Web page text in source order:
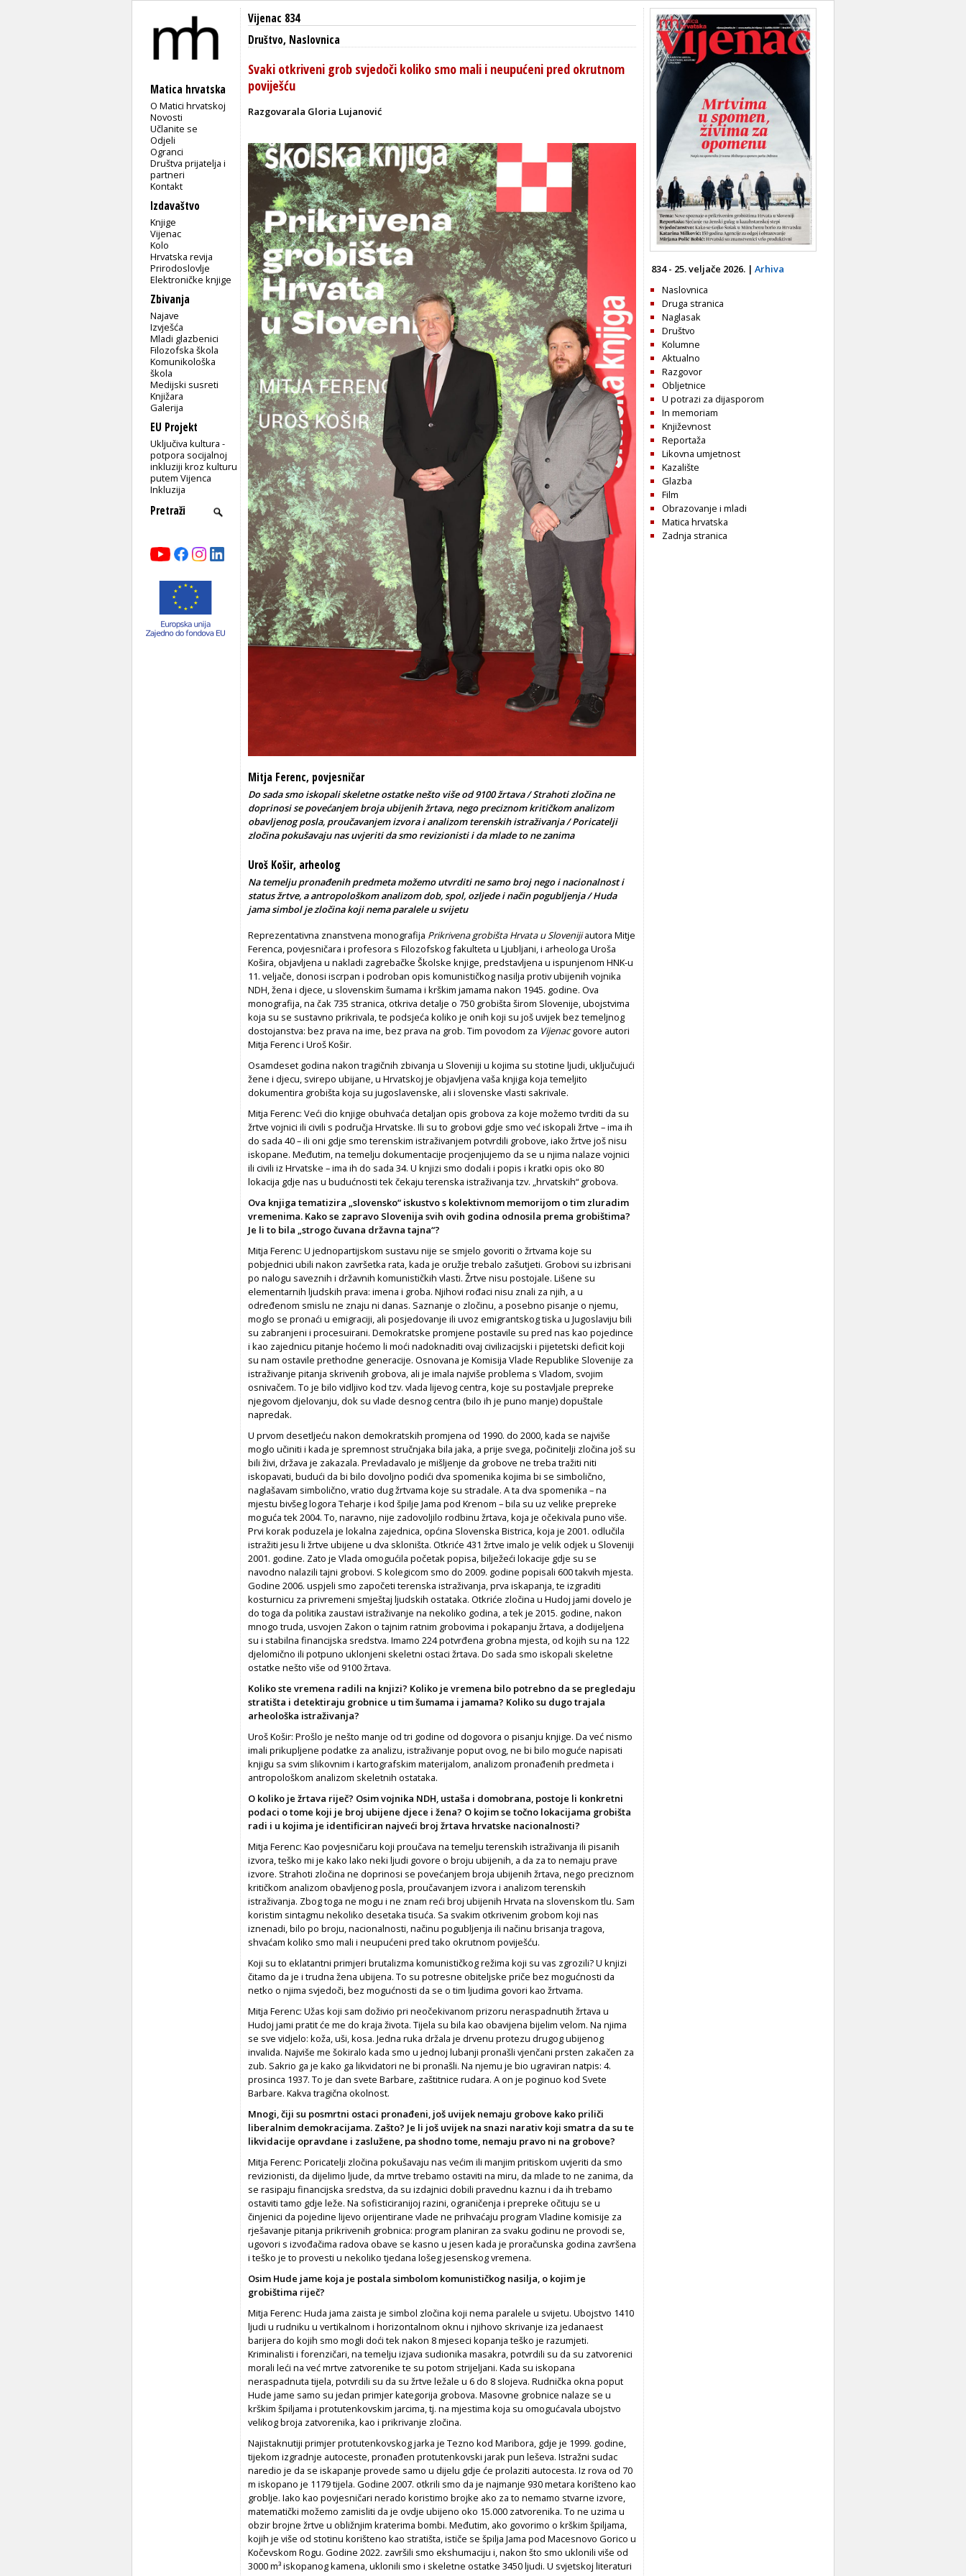
Matica hrvatska
O Matici hrvatskoj
Novosti
Učlanite se
Odjeli
Ogranci
Društva prijatelja i
partneri
Kontakt
Izdavaštvo
Knjige
Vijenac
Kolo
Hrvatska revija
Prirodoslovlje
Elektroničke knjige
Zbivanja
Najave
Izvješća
Mladi glazbenici
Filozofska škola
Komunikološka
škola
Medijski susreti
Knjižara
Galerija
EU Projekt
Uključiva kultura -
potpora socijalnoj
inkluziji kroz kulturu
putem Vijenca
Inkluzija
Vijenac 834
Društvo, Naslovnica
Svaki otkriveni grob svjedoči koliko smo mali i neupućeni pred okrutnom
poviješću
Razgovarala Gloria Lujanović
Mitja Ferenc, povjesničar
Do sada smo iskopali skeletne ostatke nešto više od 9100 žrtava / Strahoti zločina ne
doprinosi se povećanjem broja ubijenih žrtava, nego preciznom kritičkom analizom
obavljenog posla, proučavanjem izvora i analizom terenskih istraživanja / Poricatelji
zločina pokušavaju nas uvjeriti da smo revizionisti i da mlade to ne zanima
Uroš Košir, arheolog
Na temelju pronađenih predmeta možemo utvrditi ne samo broj nego i nacionalnost i
status žrtve, a antropološkom analizom dob, spol, ozljede i način pogubljenja / Huda
jama simbol je zločina koji nema paralele u svijetu
Reprezentativna znanstvena monografija Prikrivena grobišta Hrvata u Slovenijiautora Mitje
Ferenca, povjesničara i profesora s Filozofskog fakulteta u Ljubljani, i arheologa Uroša
Košira, objavljena u nakladi zagrebačke Školske knjige, predstavljena u ispunjenom HNK-u
11. veljače, donosi iscrpan i podroban opis komunističkog nasilja protiv ubijenih vojnika
NDH, žena i djece, u slovenskim šumama i krškim jamama nakon 1945. godine. Ova
monografija, na čak 735 stranica, otkriva detalje o 750 grobišta širom Slovenije, ubojstvima
koja su se sustavno prikrivala, te podsjeća koliko je onih koji su još uvijek bez temeljnog
dostojanstva: bez prava na ime, bez prava na grob. Tim povodom za Vijenacgovore autori
Mitja Ferenc i Uroš Košir.
Osamdeset godina nakon tragičnih zbivanja u Sloveniji u kojima su stotine ljudi, uključujući
žene i djecu, svirepo ubijane, u Hrvatskoj je objavljena vaša knjiga koja temeljito
dokumentira grobišta koja su jugoslavenske, ali i slovenske vlasti sakrivale.
Mitja Ferenc: Veći dio knjige obuhvaća detaljan opis grobova za koje možemo tvrditi da su
žrtve vojnici ili civili s područja Hrvatske. Ili su to grobovi gdje smo već iskopali žrtve – ima ih
do sada 40 – ili oni gdje smo terenskim istraživanjem potvrdili grobove, iako žrtve još nisu
iskopane. Međutim, na temelju dokumentacije procjenjujemo da se u njima nalaze vojnici
ili civili iz Hrvatske – ima ih do sada 34. U knjizi smo dodali i popis i kratki opis oko 80
lokacija gdje nas u budućnosti tek čekaju terenska istraživanja tzv. „hrvatskih“ grobova.
Ova knjiga tematizira „slovensko“ iskustvo s kolektivnom memorijom o tim zluradim
vremenima. Kako se zapravo Slovenija svih ovih godina odnosila prema grobištima?
Je li to bila „strogo čuvana državna tajna“?
Mitja Ferenc: U jednopartijskom sustavu nije se smjelo govoriti o žrtvama koje su
pobjednici ubili nakon završetka rata, kada je oružje trebalo zašutjeti. Grobovi su izbrisani
po nalogu saveznih i državnih komunističkih vlasti. Žrtve nisu postojale. Lišene su
elementarnih ljudskih prava: imena i groba. Njihovi rođaci nisu znali za njih, a u
određenom smislu ne znaju ni danas. Saznanje o zločinu, a posebno pisanje o njemu,
moglo se pronaći u emigraciji, ali posjedovanje ili uvoz emigrantskog tiska u Jugoslaviju bili
su zabranjeni i procesuirani. Demokratske promjene postavile su pred nas kao pojedince
i kao zajednicu pitanje hoćemo li moći nadoknaditi ovaj civilizacijski i pijetetski deficit koji
su nam ostavile prethodne generacije. Osnovana je Komisija Vlade Republike Slovenije za
istraživanje pitanja skrivenih grobova, ali je imala najviše problema s Vladom, svojim
osnivačem. To je bilo vidljivo kod tzv. vlada lijevog centra, koje su postavljale prepreke
njegovom djelovanju, dok su vlade desnog centra (bilo ih je puno manje) dopuštale
napredak.
U prvom desetljeću nakon demokratskih promjena od 1990. do 2000, kada se najviše
moglo učiniti i kada je spremnost stručnjaka bila jaka, a prije svega, počinitelji zločina još su
bili živi, država je zakazala. Prevladavalo je mišljenje da grobove ne treba tražiti niti
iskopavati, budući da bi bilo dovoljno podići dva spomenika kojima bi se simbolično,
naglašavam simbolično, vratio dug žrtvama koje su stradale. A ta dva spomenika – na
mjestu bivšeg logora Teharje i kod špilje Jama pod Krenom – bila su uz velike prepreke
moguća tek 2004. To, naravno, nije zadovoljilo rodbinu žrtava, koja je očekivala puno više.
Prvi korak poduzela je lokalna zajednica, općina Slovenska Bistrica, koja je 2001. odlučila
istražiti jesu li žrtve ubijene u dva skloništa. Otkriće 431 žrtve imalo je velik odjek u Sloveniji
2001. godine. Zato je Vlada omogućila početak popisa, bilježeći lokacije gdje su se
navodno nalazili tajni grobovi. S kolegicom smo do 2009. godine popisali 600 takvih mjesta.
Godine 2006. uspjeli smo započeti terenska istraživanja, prva iskapanja, te izgraditi
kosturnicu za privremeni smještaj ljudskih ostataka. Otkriće zločina u Hudoj jami dovelo je
do toga da politika zaustavi istraživanje na nekoliko godina, a tek je 2015. godine, nakon
mnogo truda, usvojen Zakon o tajnim ratnim grobovima i pokapanju žrtava, a dodijeljena
su i stabilna financijska sredstva. Imamo 224 potvrđena grobna mjesta, od kojih su na 122
djelomično ili potpuno uklonjeni skeletni ostaci žrtava. Do sada smo iskopali skeletne
ostatke nešto više od 9100 žrtava.
Koliko ste vremena radili na knjizi? Koliko je vremena bilo potrebno da se pregledaju
stratišta i detektiraju grobnice u tim šumama i jamama? Koliko su dugo trajala
arheološka istraživanja?
Uroš Košir: Prošlo je nešto manje od tri godine od dogovora o pisanju knjige. Da već nismo
imali prikupljene podatke za analizu, istraživanje poput ovog, ne bi bilo moguće napisati
knjigu sa svim slikovnim i kartografskim materijalom, analizom pronađenih predmeta i
antropološkom analizom skeletnih ostataka.
O koliko je žrtava riječ? Osim vojnika NDH, ustaša i domobrana, postoje li konkretni
podaci o tome koji je broj ubijene djece i žena? O kojim se točno lokacijama grobišta
radi i u kojima je identificiran najveći broj žrtava hrvatske nacionalnosti?
Mitja Ferenc: Kao povjesničaru koji proučava na temelju terenskih istraživanja ili pisanih
izvora, teško mi je kako lako neki ljudi govore o broju ubijenih, a da za to nemaju prave
izvore. Strahoti zločina ne doprinosi se povećanjem broja ubijenih žrtava, nego preciznom
kritičkom analizom obavljenog posla, proučavanjem izvora i analizom terenskih
istraživanja. Zbog toga ne mogu i ne znam reći broj ubijenih Hrvata na slovenskom tlu. Sam
koristim sintagmu nekoliko desetaka tisuća. Sa svakim otkrivenim grobom koji nas
iznenadi, bilo po broju, nacionalnosti, načinu pogubljenja ili načinu brisanja tragova,
shvaćam koliko smo mali i neupućeni pred tako okrutnom poviješću.
Koji su to eklatantni primjeri brutalizma komunističkog režima koji su vas zgrozili? U knjizi
čitamo da je i trudna žena ubijena. To su potresne obiteljske priče bez mogućnosti da
netko o njima svjedoči, bez mogućnosti da se o tim ljudima govori kao žrtvama.
Mitja Ferenc: Užas koji sam doživio pri neočekivanom prizoru neraspadnutih žrtava u
Hudoj jami pratit će me do kraja života. Tijela su bila kao obavijena bijelim velom. Na njima
se sve vidjelo: koža, uši, kosa. Jedna ruka držala je drvenu protezu drugog ubijenog
invalida. Najviše me šokiralo kada smo u jednoj lubanji pronašli vjenčani prsten zakačen za
zub. Sakrio ga je kako ga likvidatori ne bi pronašli. Na njemu je bio ugraviran natpis: 4.
prosinca 1937. To je dan svete Barbare, zaštitnice rudara. A on je poginuo kod Svete
Barbare. Kakva tragična okolnost.
Mnogi, čiji su posmrtni ostaci pronađeni, još uvijek nemaju grobove kako priliči
liberalnim demokracijama. Zašto? Je li još uvijek na snazi narativ koji smatra da su te
likvidacije opravdane i zaslužene, pa shodno tome, nemaju pravo ni na grobove?
Mitja Ferenc: Poricatelji zločina pokušavaju nas većim ili manjim pritiskom uvjeriti da smo
revizionisti, da dijelimo ljude, da mrtve trebamo ostaviti na miru, da mlade to ne zanima, da
se rasipaju financijska sredstva, da su izdajnici dobili pravednu kaznu i da ih trebamo
ostaviti tamo gdje leže. Na sofisticiranijoj razini, ograničenja i prepreke očituju se u
činjenici da pojedine lijevo orijentirane vlade ne prihvaćaju program Vladine komisije za
rješavanje pitanja prikrivenih grobnica: program planiran za svaku godinu ne provodi se,
ugovori s izvođačima radova obave se kasno u jesen kada je proračunska godina završena
i teško je to provesti u nekoliko tjedana lošeg jesenskog vremena.
Osim Hude jame koja je postala simbolom komunističkog nasilja, o kojim je
grobištima riječ?
Mitja Ferenc: Huda jama zaista je simbol zločina koji nema paralele u svijetu. Ubojstvo 1410
ljudi u rudniku u vertikalnom i horizontalnom oknu i njihovo skrivanje iza jedanaest
barijera do kojih smo mogli doći tek nakon 8 mjeseci kopanja teško je razumjeti.
Kriminalisti i forenzičari, na temelju izjava sudionika masakra, potvrdili su da su zatvorenici
morali leći na već mrtve zatvorenike te su potom strijeljani. Kada su iskopana
neraspadnuta tijela, potvrdili su da su žrtve ležale u 6 do 8 slojeva. Rudnička okna poput
Hude jame samo su jedan primjer kategorija grobova. Masovne grobnice nalaze se u
krškim špiljama i protutenkovskim jarcima, tj. na mjestima koja su omogućavala ubojstvo
velikog broja zatvorenika, kao i prikrivanje zločina.
Najistaknutiji primjer protutenkovskog jarka je Tezno kod Maribora, gdje je 1999. godine,
tijekom izgradnje autoceste, pronađen protutenkovski jarak pun leševa. Istražni sudac
naredio je da se iskapanje provede samo u dijelu gdje će prolaziti autocesta. Iz rova od 70
m iskopano je 1179 tijela. Godine 2007. otkrili smo da je najmanje 930 metara korišteno kao
groblje. Iako kao povjesničari nerado koristimo brojke ako za to nemamo stvarne izvore,
matematički možemo zamisliti da je ovdje ubijeno oko 15.000 zatvorenika. To ne uzima u
obzir brojne žrtve u obližnjim kraterima bombi. Međutim, ako govorimo o krškim špiljama,
kojih je više od stotinu korišteno kao stratišta, ističe se špilja Jama pod Macesnovo Gorico u
Kočevskom Rogu. Godine 2022. završili smo ekshumaciju i, nakon što smo uklonili više od
3000 m³ iskopanog kamena, uklonili smo i skeletne ostatke 3450 ljudi. U svjetskoj literaturi
834 - 25. veljače 2026. | Arhiva
Naslovnica
Druga stranica
Naglasak
Društvo
Kolumne
Aktualno
Razgovor
Obljetnice
U potrazi za dijasporom
In memoriam
Književnost
Reportaža
Likovna umjetnost
Kazalište
Glazba
Film
Obrazovanje i mladi
Matica hrvatska
Zadnja stranica